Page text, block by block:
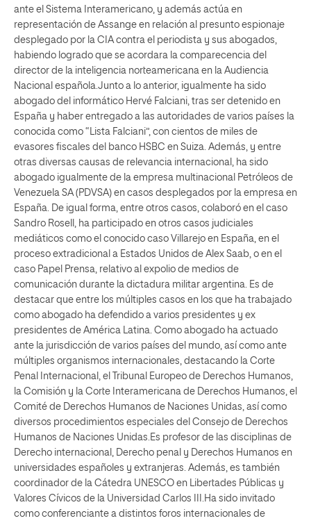
ante el Sistema Interamericano, y además actúa en
representación de Assange en relación al presunto espionaje
desplegado por la CIA contra el periodista y sus abogados,
habiendo logrado que se acordara la comparecencia del
director de la inteligencia norteamericana en la Audiencia
Nacional española.Junto a lo anterior, igualmente ha sido
abogado del informático Hervé Falciani, tras ser detenido en
España y haber entregado a las autoridades de varios países la
conocida como “Lista Falciani”, con cientos de miles de
evasores fiscales del banco HSBC en Suiza. Además, y entre
otras diversas causas de relevancia internacional, ha sido
abogado igualmente de la empresa multinacional Petróleos de
Venezuela SA (PDVSA) en casos desplegados por la empresa en
España. De igual forma, entre otros casos, colaboró en el caso
Sandro Rosell, ha participado en otros casos judiciales
mediáticos como el conocido caso Villarejo en España, en el
proceso extradicional a Estados Unidos de Alex Saab, o en el
caso Papel Prensa, relativo al expolio de medios de
comunicación durante la dictadura militar argentina. Es de
destacar que entre los múltiples casos en los que ha trabajado
como abogado ha defendido a varios presidentes y ex
presidentes de América Latina. Como abogado ha actuado
ante la jurisdicción de varios países del mundo, así como ante
múltiples organismos internacionales, destacando la Corte
Penal Internacional, el Tribunal Europeo de Derechos Humanos,
la Comisión y la Corte Interamericana de Derechos Humanos, el
Comité de Derechos Humanos de Naciones Unidas, así como
diversos procedimientos especiales del Consejo de Derechos
Humanos de Naciones Unidas.Es profesor de las disciplinas de
Derecho internacional, Derecho penal y Derechos Humanos en
universidades españoles y extranjeras. Además, es también
coordinador de la Cátedra UNESCO en Libertades Públicas y
Valores Cívicos de la Universidad Carlos III.Ha sido invitado
como conferenciante a distintos foros internacionales de